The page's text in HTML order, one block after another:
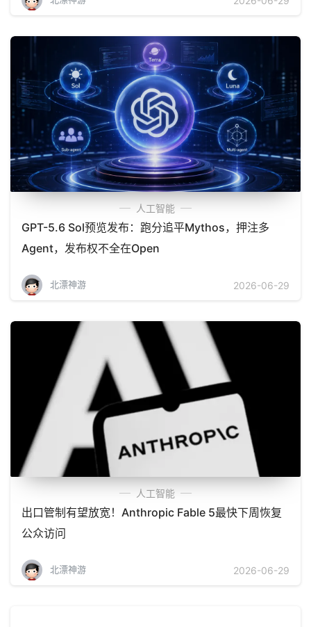
人工智能
GPT-5.6 Sol预览发布：跑分追平Mythos，押注多
Agent，发布权不全在Open
北漂神游 2026-06-29
人工智能
出口管制有望放宽！Anthropic Fable 5最快下周恢复
公众访问
北漂神游 2026-06-29